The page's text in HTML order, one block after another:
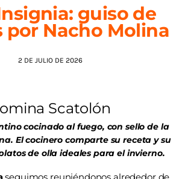
guiso de
por Nacho Molina
2 DE JULIO DE 2026
Scatolón
cocinado al fuego, con sello de la
El cocinero comparte su receta y su
de olla ideales para el invierno.